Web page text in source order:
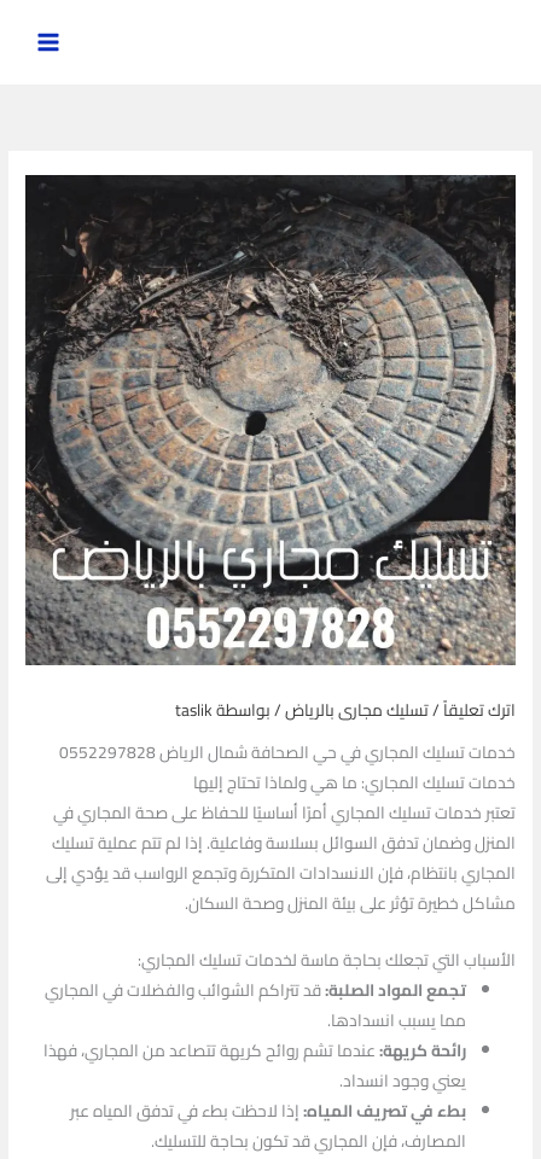
اترك تعليقاً/تسليك مجارى بالرياض/ بواسطةtaslik
خدمات تسليك المجاري في حي الصحافة شمال الرياض 0552297828
خدمات تسليك المجاري: ما هي ولماذا تحتاج إليها
تعتبر خدمات تسليك المجاري أمرًا أساسيًا للحفاظ على صحة المجاري في
المنزل وضمان تدفق السوائل بسلاسة وفاعلية. إذا لم تتم عملية تسليك
المجاري بانتظام، فإن الانسدادات المتكررة وتجمع الرواسب قد يؤدي إلى
مشاكل خطيرة تؤثر على بيئة المنزل وصحة السكان.
الأسباب التي تجعلك بحاجة ماسة لخدمات تسليك المجاري:
تجمع المواد الصلبة:قد تتراكم الشوائب والفضلات في المجاري
مما يسبب انسدادها.
رائحة كريهة:عندما تشم روائح كريهة تتصاعد من المجاري، فهذا
يعني وجود انسداد.
بطء في تصريف المياه:إذا لاحظت بطء في تدفق المياه عبر
المصارف، فإن المجاري قد تكون بحاجة للتسليك.